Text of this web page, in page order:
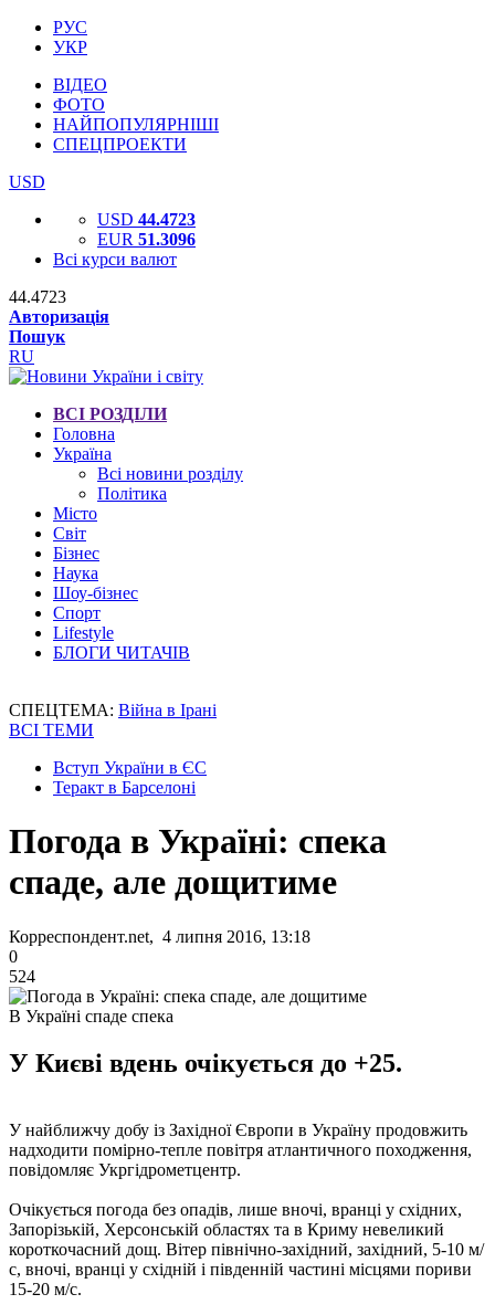
РУС
УКР
ВІДЕО
ФОТО
НАЙПОПУЛЯРНІШІ
СПЕЦПРОЕКТИ
USD
USD 44.4723
EUR 51.3096
Всі курси валют
44.4723
Авторизація
Пошук
RU
ВСІ РОЗДІЛИ
Головна
Україна
Всі новини розділу
Політика
Місто
Світ
Бізнес
Наука
Шоу-бізнес
Спорт
Lifestyle
БЛОГИ ЧИТАЧІВ
СПЕЦТЕМА: Війна в Ірані
ВСІ ТЕМИ
Вступ України в ЄС
Теракт в Барселоні
Погода в Україні: спека
спаде, але дощитиме
Корреспондент.net, 4 липня 2016, 13:18
0
524
В Україні спаде спека
У Києві вдень очікується до +25.
У найближчу добу із Західної Європи в Україну продовжить
надходити помірно-тепле повітря атлантичного походження,
повідомляє Укргідрометцентр.
Очікується погода без опадів, лише вночі, вранці у східних,
Запорізькій, Херсонській областях та в Криму невеликий
короткочасний дощ. Вітер північно-західний, західний, 5-10 м/
с, вночі, вранці у східній і південній частині місцями пориви
15-20 м/с.